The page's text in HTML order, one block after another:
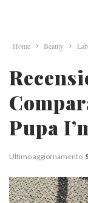
Home Beauty
Pupa
Ultimo aggiornamento